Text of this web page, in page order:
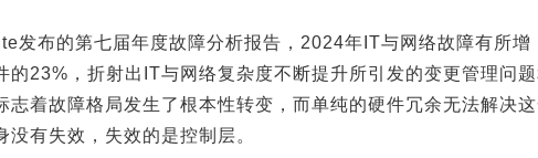
发布的第七届年度故障分析报告，2024年IT与网络故障有所增
的23%，折射出IT与网络复杂度不断提升所引发的变更管理问题
志着故障格局发生了根本性转变，而单纯的硬件冗余无法解决这
没有失效，失效的是控制层。